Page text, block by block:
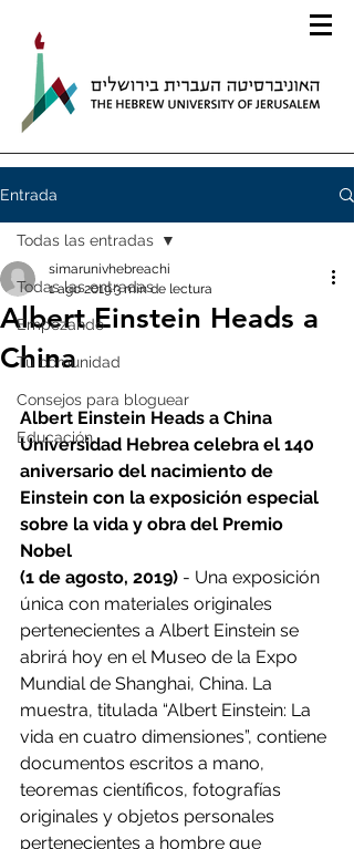
Entrada
Todas las entradas
Empezando
Tu comunidad
Consejos para bloguear
Educación
Todas las entradas
Albert Einstein Heads a
China
simarunivhebreachi
1 ago 20193 min de lectura
Albert Einstein Heads a China
Universidad Hebrea celebra el 140
aniversario del nacimiento de
Einstein con la exposición especial
sobre la vida y obra del Premio
Nobel
(1 de agosto, 2019) - Una exposición
única con materiales originales
pertenecientes a Albert Einstein se
abrirá hoy en el Museo de la Expo
Mundial de Shanghai, China. La
muestra, titulada “Albert Einstein: La
vida en cuatro dimensiones”, contiene
documentos escritos a mano,
teoremas científicos, fotografías
originales y objetos personales
pertenecientes a hombre que